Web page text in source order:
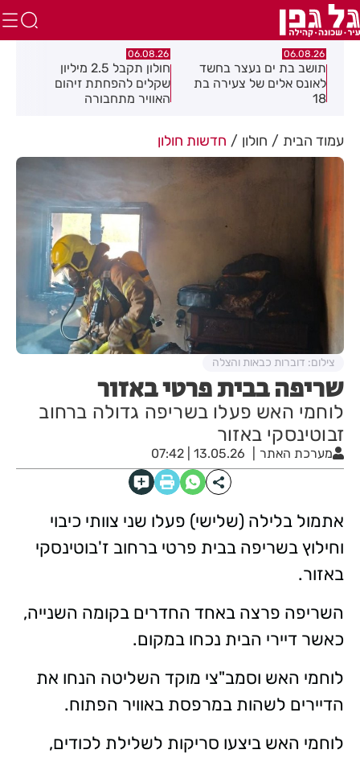
06.08.26
חולון תקבל 2.5 מיליון
שקלים להפחתת זיהום
האוויר מתחבורה
06.08.26
נעצר תושב מודיעין עילית
בחשד שאיים על מפקד
תחנת בני ברק–רמת גן
עמוד הבית חולון חדשות חולון
שריפה בבית פרטי באזור
לוחמי האש פעלו בשריפה גדולה ברחוב
זבוטינסקי באזור
מערכת האתר 13.05.26 | 07:42
צילום: דוברות כבאות והצלה
אתמול בלילה (שלישי) פעלו שני צוותי כיבוי
וחילוץ בשריפה בבית פרטי ברחוב ז'בוטינסקי
באזור.
השריפה פרצה באחד החדרים בקומה השנייה,
כאשר דיירי הבית נכחו במקום.
לוחמי האש וסמב"צי מוקד השליטה הנחו את
הדיירים לשהות במרפסת באוויר הפתוח.
לוחמי האש ביצעו סריקות לשלילת לכודים,